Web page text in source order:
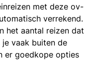
met deze ov-
verrekend.
het aantal reizen dat
je vaak buiten de
er goedkope opties